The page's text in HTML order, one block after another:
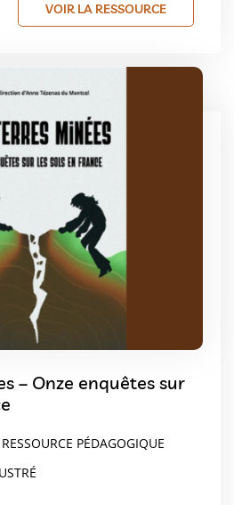
VOIR LA RESSOURCE
– Onze enquêtes sur
RESSOURCE PÉDAGOGIQUE